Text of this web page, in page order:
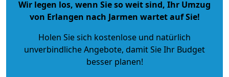
Wir legen los, wenn Sie so weit sind, Ihr Umzug
von Erlangen nach Jarmen wartet auf Sie!
Holen Sie sich kostenlose und natürlich
unverbindliche Angebote, damit Sie Ihr Budget
besser planen!